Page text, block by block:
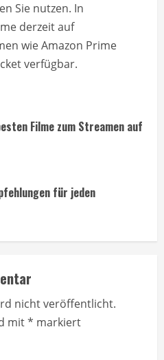
Sie nutzen. In
derzeit auf
wie Amazon Prime
verfügbar.
Filme zum Streamen auf
für jeden
nicht veröffentlicht.
mit* markiert